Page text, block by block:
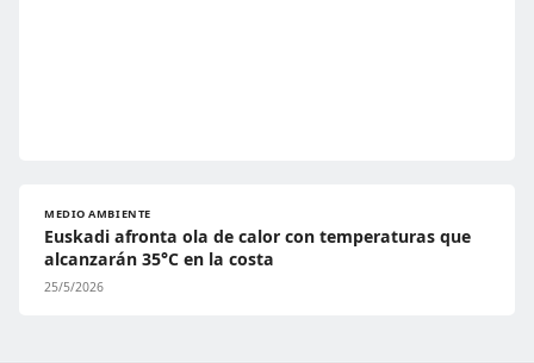
MEDIO AMBIENTE
Euskadi afronta ola de calor con temperaturas que
alcanzarán 35°C en la costa
25/5/2026